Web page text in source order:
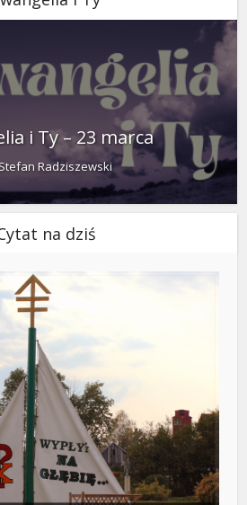
i Ty – 23 marca
Radziszewski
na dziś